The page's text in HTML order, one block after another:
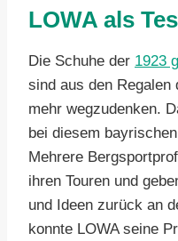
LOWA als
Die Schuhe der 1923
sind aus den Regalen
mehr wegzudenken.
bei diesem
Mehrere
ihren Touren und
und Ideen zurück an
konnte LOWA seine